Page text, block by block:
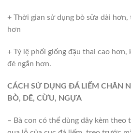
+ Thời gian sử dụng bò sữa dài
hơn
+ Tỷ lệ phối giống đậu thai cao hơn,
đẻ ngắn hơn.
CÁCH SỬ DỤNG ĐÁ LIẾM CHĂN
BÒ, DÊ, CỪU, NGỰA
– Bà con có thể dùng dây kèm theo